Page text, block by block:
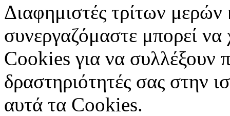
Διαφημιστές τρίτων μερών
συνεργαζόμαστε μπορεί να
Cookies για να συλλέξουν
δραστηριότητές σας στην
αυτά τα Cookies.